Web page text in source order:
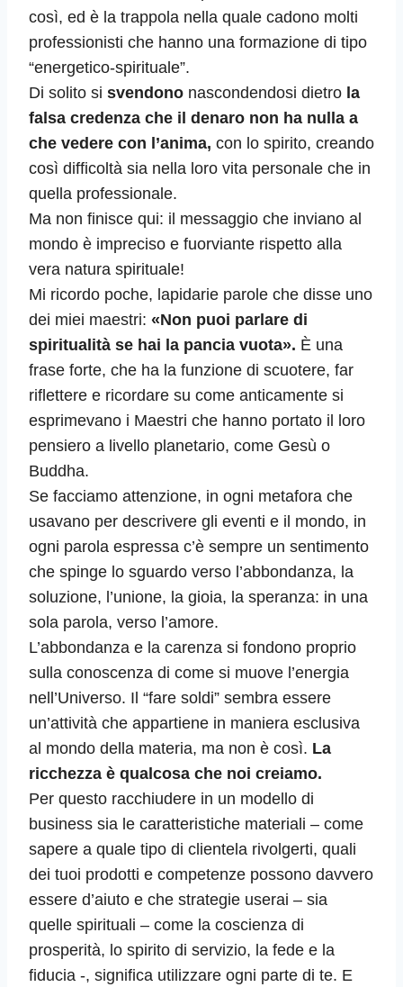
così, ed è la trappola nella quale cadono molti
professionisti che hanno una formazione di tipo
“energetico-spirituale”.
Di solito si svendono nascondendosi dietro la
falsa credenza che il denaro non ha nulla a
che vedere con l’anima, con lo spirito, creando
così difficoltà sia nella loro vita personale che in
quella professionale.
Ma non finisce qui: il messaggio che inviano al
mondo è impreciso e fuorviante rispetto alla
vera natura spirituale!
Mi ricordo poche, lapidarie parole che disse uno
dei miei maestri: «Non puoi parlare di
spiritualità se hai la pancia vuota». È una
frase forte, che ha la funzione di scuotere, far
riflettere e ricordare su come anticamente si
esprimevano i Maestri che hanno portato il loro
pensiero a livello planetario, come Gesù o
Buddha.
Se facciamo attenzione, in ogni metafora che
usavano per descrivere gli eventi e il mondo, in
ogni parola espressa c’è sempre un sentimento
che spinge lo sguardo verso l’abbondanza, la
soluzione, l’unione, la gioia, la speranza: in una
sola parola, verso l’amore.
L’abbondanza e la carenza si fondono proprio
sulla conoscenza di come si muove l’energia
nell’Universo. Il “fare soldi” sembra essere
un’attività che appartiene in maniera esclusiva
al mondo della materia, ma non è così. La
ricchezza è qualcosa che noi creiamo.
Per questo racchiudere in un modello di
business sia le caratteristiche materiali – come
sapere a quale tipo di clientela rivolgerti, quali
dei tuoi prodotti e competenze possono davvero
essere d’aiuto e che strategie userai – sia
quelle spirituali – come la coscienza di
prosperità, lo spirito di servizio, la fede e la
fiducia -, significa utilizzare ogni parte di te. E